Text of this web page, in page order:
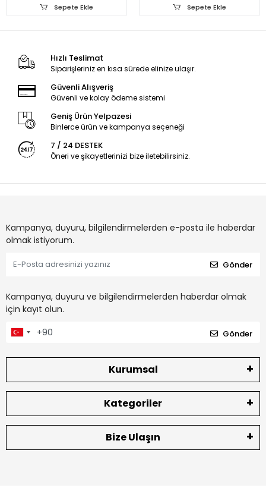
Sepete Ekle Sepete Ekle
Hızlı Teslimat
Siparişleriniz en kısa sürede elinize ulaşır.
Güvenli Alışveriş
Güvenli ve kolay ödeme sistemi
Geniş Ürün Yelpazesi
Binlerce ürün ve kampanya seçeneği
7 / 24 DESTEK
Öneri ve şikayetlerinizi bize iletebilirsiniz.
Kampanya, duyuru, bilgilendirmelerden e-posta ile haberdar
olmak istiyorum.
Gönder
Kampanya, duyuru ve bilgilendirmelerden haberdar olmak
için kayıt olun.
Gönder
Kurumsal
Kategoriler
Bize Ulaşın